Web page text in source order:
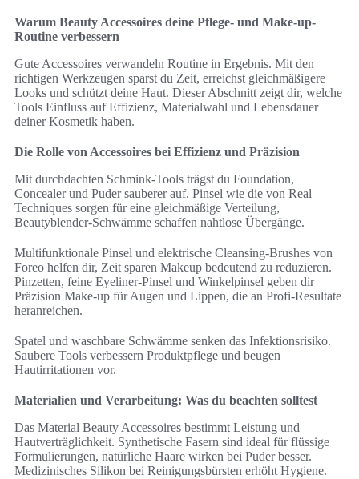
Warum Beauty Accessoires deine Pflege- und Make-up-
Routine verbessern
Gute Accessoires verwandeln Routine in Ergebnis. Mit den
richtigen Werkzeugen sparst du Zeit, erreichst gleichmäßigere
Looks und schützt deine Haut. Dieser Abschnitt zeigt dir, welche
Tools Einfluss auf Effizienz, Materialwahl und Lebensdauer
deiner Kosmetik haben.
Die Rolle von Accessoires bei Effizienz und Präzision
Mit durchdachten Schmink-Tools trägst du Foundation,
Concealer und Puder sauberer auf. Pinsel wie die von Real
Techniques sorgen für eine gleichmäßige Verteilung,
Beautyblender-Schwämme schaffen nahtlose Übergänge.
Multifunktionale Pinsel und elektrische Cleansing-Brushes von
Foreo helfen dir, Zeit sparen Makeup bedeutend zu reduzieren.
Pinzetten, feine Eyeliner-Pinsel und Winkelpinsel geben dir
Präzision Make-up für Augen und Lippen, die an Profi-Resultate
heranreichen.
Spatel und waschbare Schwämme senken das Infektionsrisiko.
Saubere Tools verbessern Produktpflege und beugen
Hautirritationen vor.
Materialien und Verarbeitung: Was du beachten solltest
Das Material Beauty Accessoires bestimmt Leistung und
Hautverträglichkeit. Synthetische Fasern sind ideal für flüssige
Formulierungen, natürliche Haare wirken bei Puder besser.
Medizinisches Silikon bei Reinigungsbürsten erhöht Hygiene.